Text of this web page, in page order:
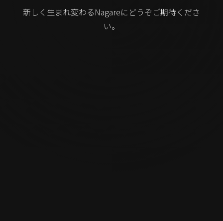
新しく生まれ変わるNagareにどうぞご期待くださ
い。